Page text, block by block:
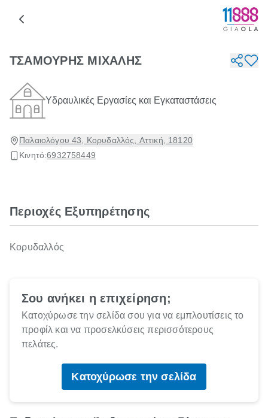
ΤΣΑΜΟΥΡΗΣ ΜΙΧΑΛΗΣ
Υδραυλικές Εργασίες και Εγκαταστάσεις
Παλαιολόγου 43, Κορυδαλλός, Αττική, 18120
Κινητό:6932758449
Περιοχές Εξυπηρέτησης
Κορυδαλλός
Σου ανήκει η επιχείρηση;
Κατοχύρωσε την σελίδα σου για να εμπλουτίσεις το
προφίλ και να προσελκύσεις περισσότερους
πελάτες.
Κατοχύρωσε την σελίδα